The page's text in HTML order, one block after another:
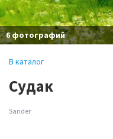
6 фотографий
В каталог
Судак
Sander